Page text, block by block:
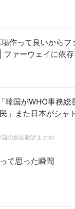
作って良いから
韓国がWHO事務
」また日本がシャ
の反応翻訳まとめ
て思った瞬間